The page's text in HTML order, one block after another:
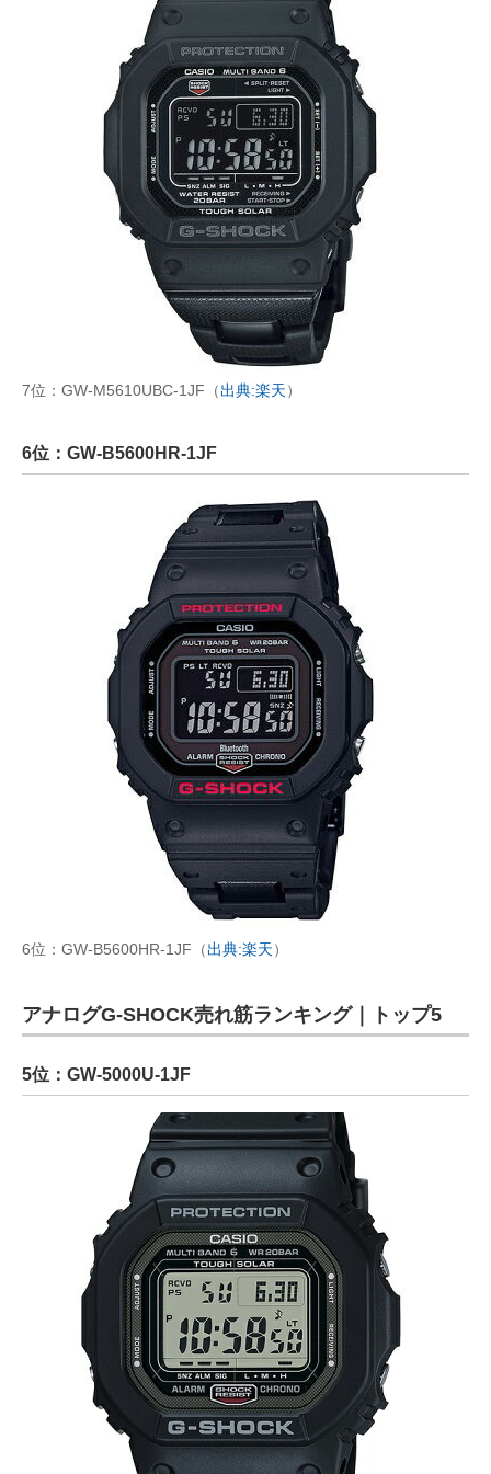
7位：GW-M5610UBC-1JF（出典:楽天）
6位：GW-B5600HR-1JF
6位：GW-B5600HR-1JF（出典:楽天）
アナログG-SHOCK売れ筋ランキング｜トップ5
5位：GW-5000U-1JF